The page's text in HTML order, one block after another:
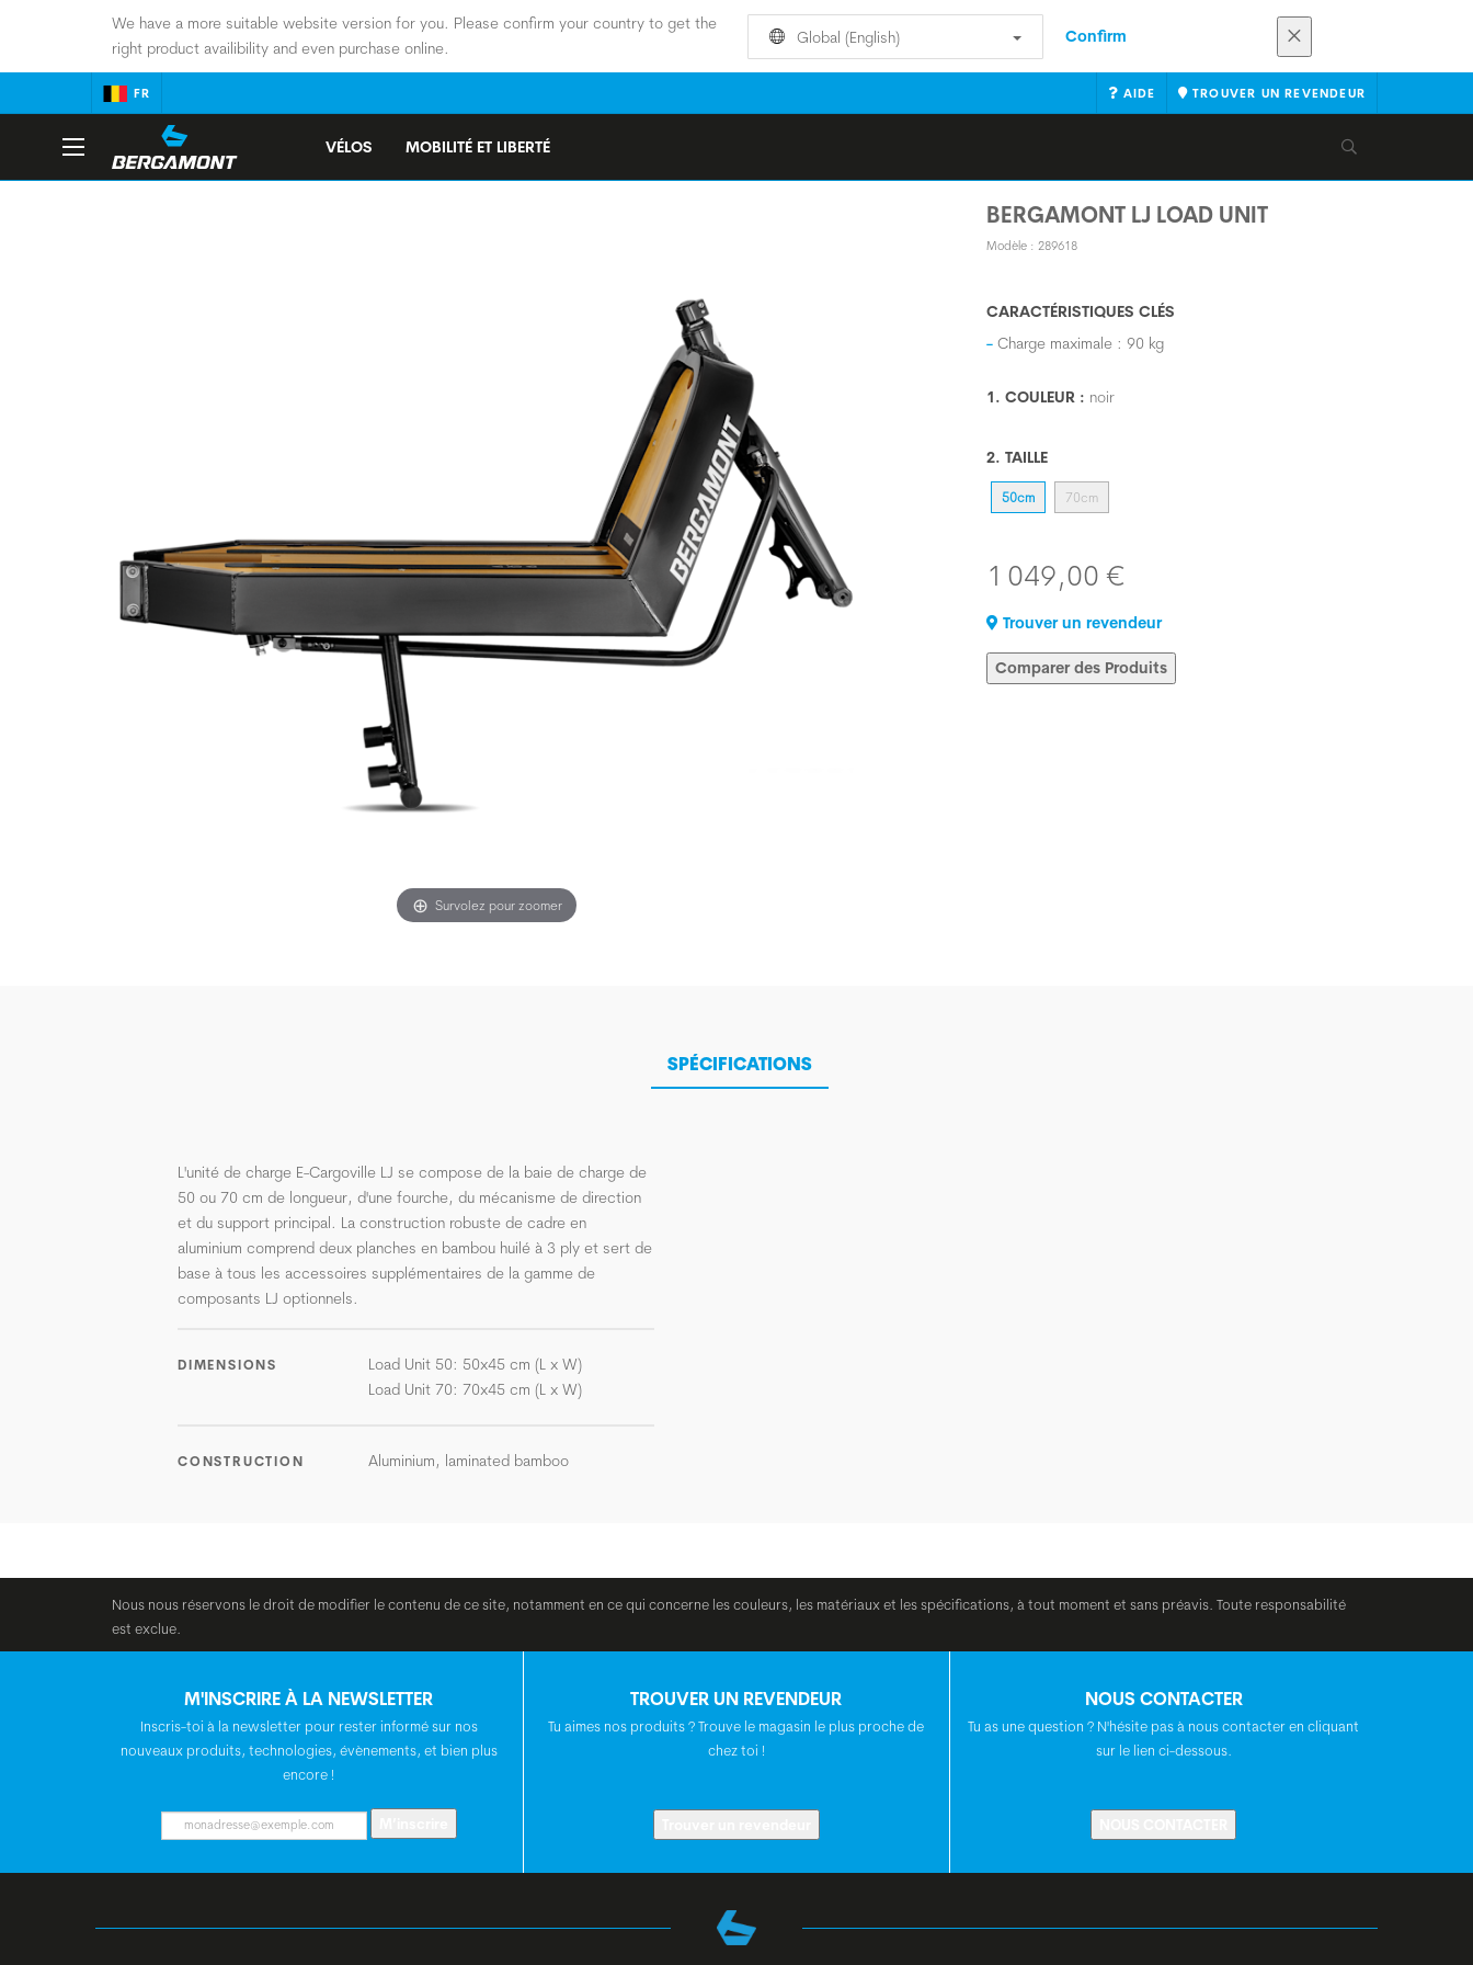
We have a more suitable website version for you. Please confirm your country to get the
right product availibility and even purchase online.
Global (English) Confirm
FR AIDE TROUVER UN REVENDEUR
VÉLOS MOBILITÉ ET LIBERTÉ
BERGAMONT LJ LOAD UNIT
Modèle : 289618
Survolez pour zoomer
CARACTÉRISTIQUES CLÉS
Charge maximale : 90 kg
1. COULEUR : noir
2. TAILLE
50cm 70cm
1 049,00 €
Trouver un revendeur
Comparer des Produits
SPÉCIFICATIONS
L'unité de charge E-Cargoville LJ se compose de la baie de charge de
50 ou 70 cm de longueur, d'une fourche, du mécanisme de direction
et du support principal. La construction robuste de cadre en
aluminium comprend deux planches en bambou huilé à 3 ply et sert de
base à tous les accessoires supplémentaires de la gamme de
composants LJ optionnels.
DIMENSIONS
Load Unit 50: 50x45 cm (L x W)
Load Unit 70: 70x45 cm (L x W)
CONSTRUCTION Aluminium, laminated bamboo
Nous nous réservons le droit de modifier le contenu de ce site, notamment en ce qui concerne les couleurs, les matériaux et les spécifications, à tout moment et sans préavis. Toute responsabilité
est exclue.
M'INSCRIRE À LA NEWSLETTER
Inscris-toi à la newsletter pour rester informé sur nos
nouveaux produits, technologies, évènements, et bien plus
encore !
TROUVER UN REVENDEUR
Tu aimes nos produits ? Trouve le magasin le plus proche de
chez toi !
NOUS CONTACTER
Tu as une question ? N'hésite pas à nous contacter en cliquant
sur le lien ci-dessous.